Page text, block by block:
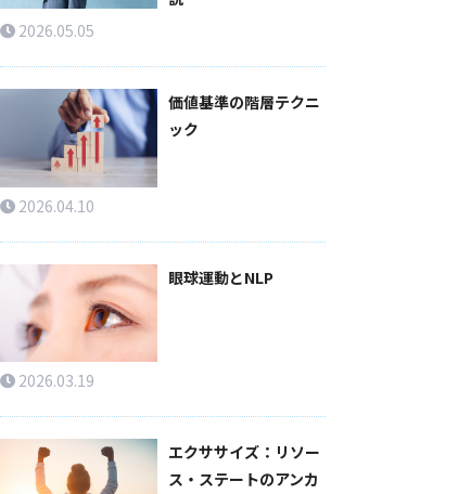
2026.05.05
価値基準の階層テクニ
ック
2026.04.10
眼球運動とNLP
2026.03.19
エクササイズ：リソー
ス・ステートのアンカ